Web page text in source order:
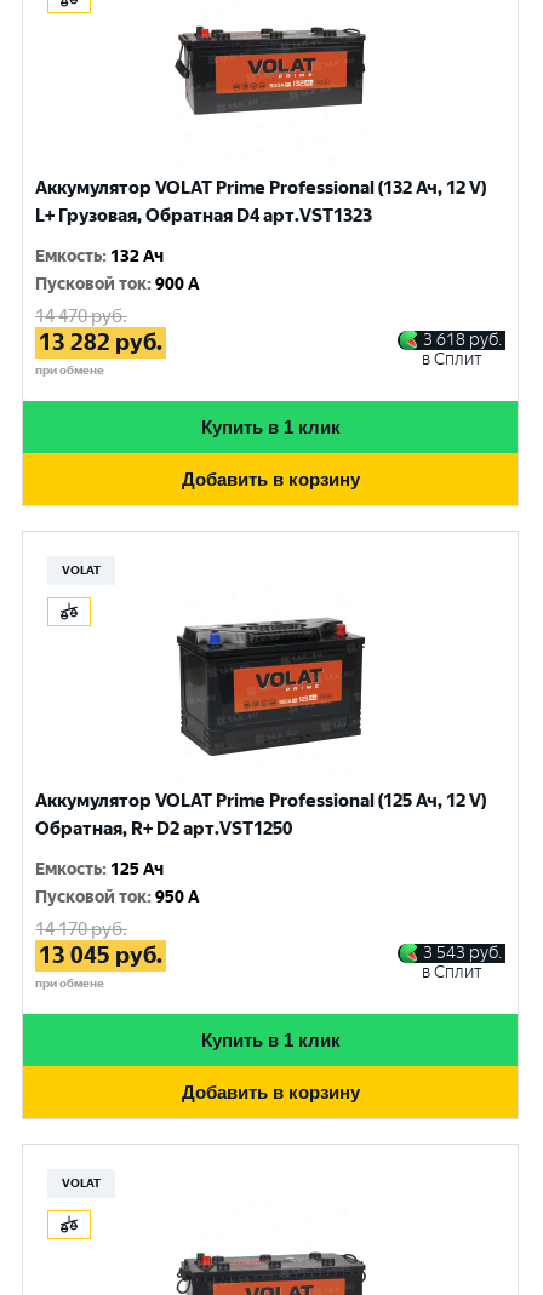
Аккумулятор VOLAT Prime Professional (132 Ач, 12 V)
L+ Грузовая, Обратная D4 арт.VST1323
Емкость: 132 Ач
Пусковой ток:900 A
14 470руб.
13 282 руб.
при обмене
3 618 руб.
в Сплит
Купить в 1 клик
Добавить в корзину
VOLAT
Аккумулятор VOLAT Prime Professional (125 Ач, 12 V)
Обратная, R+ D2 арт.VST1250
Емкость: 125 Ач
Пусковой ток:950 A
14 170руб.
13 045 руб.
при обмене
3 543 руб.
в Сплит
Купить в 1 клик
Добавить в корзину
VOLAT